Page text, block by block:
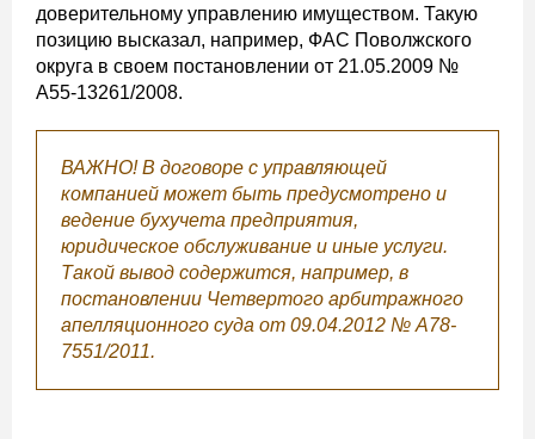
доверительному управлению имуществом. Такую
позицию высказал, например, ФАС Поволжского
округа в своем постановлении от 21.05.2009 №
А55-13261/2008.
ВАЖНО! В договоре с управляющей
компанией может быть предусмотрено и
ведение бухучета предприятия,
юридическое обслуживание и иные услуги.
Такой вывод содержится, например, в
постановлении Четвертого арбитражного
апелляционного суда от 09.04.2012 № А78-
7551/2011.